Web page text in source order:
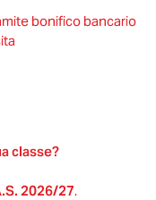
bonifico bancario
classe?
2026/27.